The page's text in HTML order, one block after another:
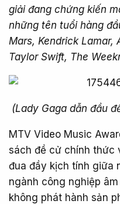
giải đang chứng kiến
những tên tuổi hàng
Mars, Kendrick Lamar,
Taylor Swift, The
(Lady Gaga dẫn đầu
MTV Video Music
sách đề cử chính thức
đua đầy kịch tính giữa
ngành công nghiệp
không phát hành sản